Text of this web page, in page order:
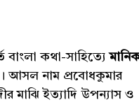
বাংলা কথা-সাহিত্যে
আসল নাম প্রবোধকুমার
মাঝি ইত্যাদি উপন্যাস ও